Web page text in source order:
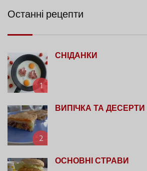
Останні рецепти
1
СНІДАНКИ
2
ВИПІЧКА ТА ДЕСЕРТИ
ОСНОВНІ СТРАВИ